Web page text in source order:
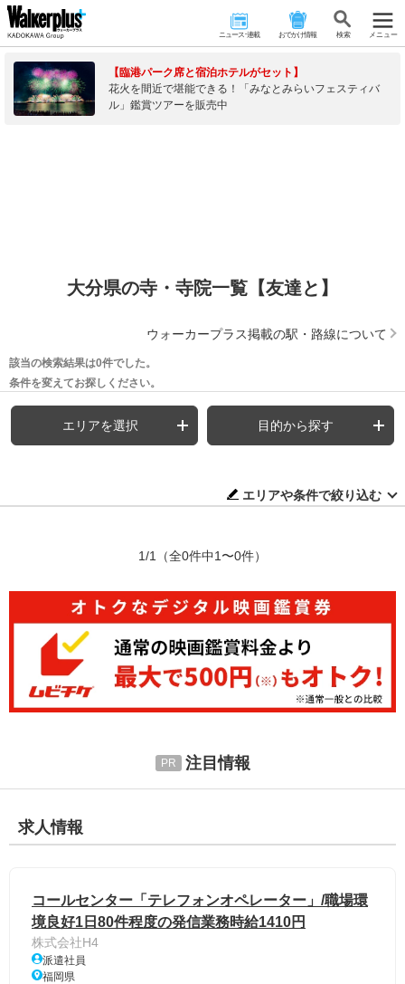
ニュース･連載 おでかけ情報 検 索 メニュー
【臨港パーク席と宿泊ホテルがセット】
花火を間近で堪能できる！「みなとみらいフェスティバ
ル」鑑賞ツアーを販売中
大分県の寺・寺院一覧【友達と】
ウォーカープラス掲載の駅・路線について
該当の検索結果は0件でした。
条件を変えてお探しください。
エリアを選択 目的から探す
エリアや条件で絞り込む
1/1 （全0件中1〜0件）
注目情報
求人情報
コールセンター「テレフォンオペレーター」/職場環
境良好1日80件程度の発信業務時給1410円
株式会社H4
派遣社員
福岡県